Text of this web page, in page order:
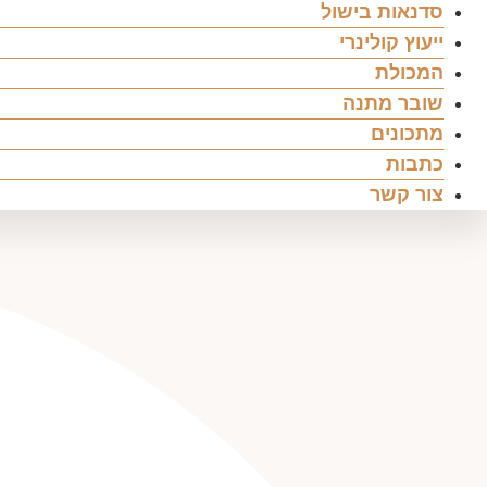
סדנאות בישול
ייעוץ קולינרי
המכולת
שובר מתנה
מתכונים
כתבות
צור קשר